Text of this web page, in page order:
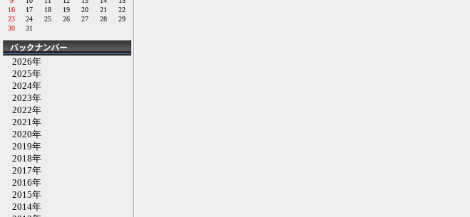
16
17 18 19 20 21
22
23
24 25 26 27 28
29
30
31
2026年
2025年
2024年
2023年
2022年
2021年
2020年
2019年
2018年
2017年
2016年
2015年
2014年